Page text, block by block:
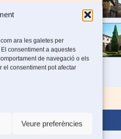
ara les galetes per
consentiment a aquestes
de navegació o els
el consentiment pot afectar
Veure preferències